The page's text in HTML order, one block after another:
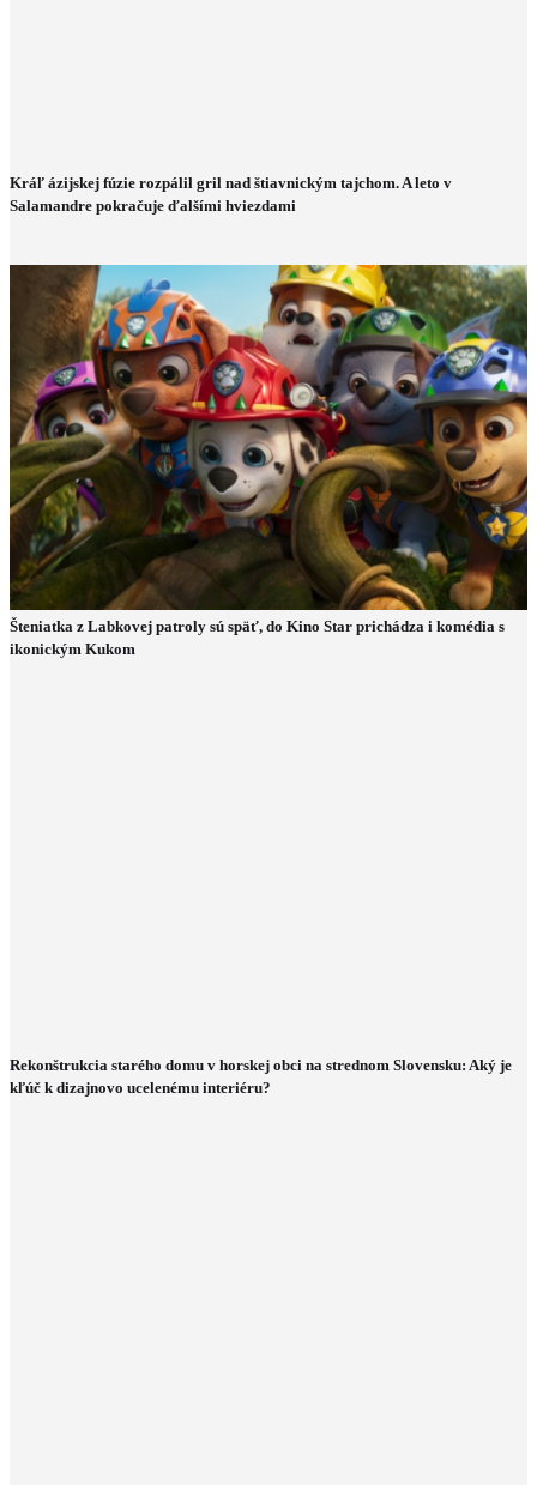
Kráľ ázijskej fúzie rozpálil gril nad štiavnickým tajchom. A leto v
Salamandre pokračuje ďalšími hviezdami
Šteniatka z Labkovej patroly sú späť, do Kino Star prichádza i komédia s
ikonickým Kukom
Rekonštrukcia starého domu v horskej obci na strednom Slovensku: Aký je
kľúč k dizajnovo ucelenému interiéru?